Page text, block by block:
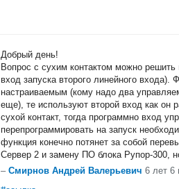
Добрый день!
Вопрос с сухим контактом можно
вход запуска второго линейного входа).
настраиваемым (кому надо два
еще), те используют второй вход как он
сухой контакт, тогда программно вход
перепрограммировать на запуск
функция конечно потянет за собой
Сервер 2 и замену ПО блока Рупор-300,
– Смирнов Андрей Валерьевич 6 лет 6